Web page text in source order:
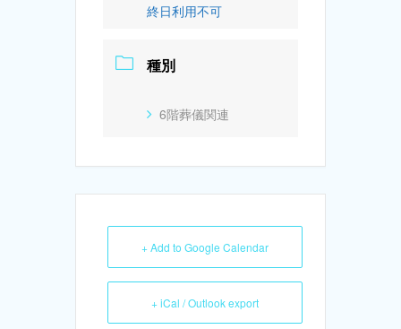
終日利用不可
種別
6階葬儀関連
+ Add to Google Calendar
+ iCal / Outlook export